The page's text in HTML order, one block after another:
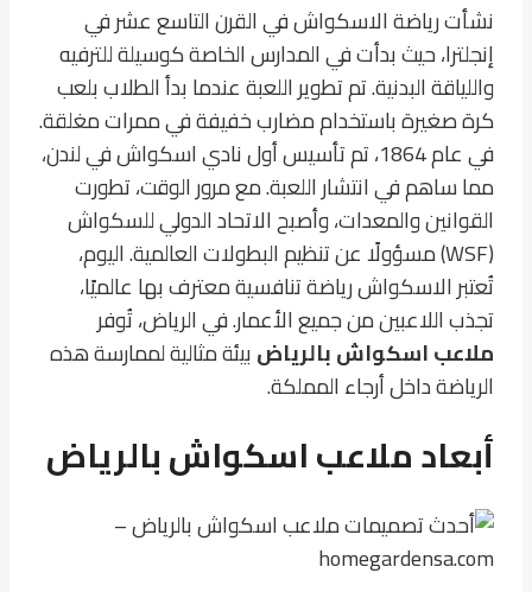
نشأت رياضة الاسكواش في القرن التاسع عشر في
إنجلترا، حيث بدأت في المدارس الخاصة كوسيلة للترفيه
واللياقة البدنية. تم تطوير اللعبة عندما بدأ الطلاب بلعب
كرة صغيرة باستخدام مضارب خفيفة في ممرات مغلقة.
في عام 1864، تم تأسيس أول نادي اسكواش في لندن،
مما ساهم في انتشار اللعبة. مع مرور الوقت، تطورت
القوانين والمعدات، وأصبح الاتحاد الدولي للسكواش
(WSF) مسؤولًا عن تنظيم البطولات العالمية. اليوم،
تُعتبر الاسكواش رياضة تنافسية معترف بها عالميًا،
تجذب اللاعبين من جميع الأعمار. في الرياض، تُوفر
ملاعب اسكواش بالرياض بيئة مثالية لممارسة هذه
الرياضة داخل أرجاء المملكة.
أبعاد ملاعب اسكواش بالرياض